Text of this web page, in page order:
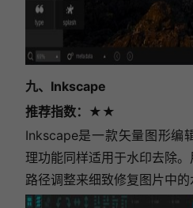
九、Inkscape
推荐指数：★★
Inkscape是一款矢量图形编
理功能同样适用于水印去除
路径调整来细致修复图片中的